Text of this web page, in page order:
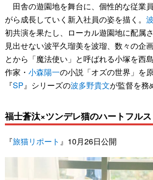
田舎の遊園地を舞台に、個性的な従業
がら成長していく新入社員の姿を描く。
初共演を果たし、ローカル遊園地に配属
見出せない波平久瑠美を波瑠、数々の企
とから「魔法使い」と呼ばれる小塚を西
作家・ 小森陽一の小説「オズの世界」を
『SP』シリーズの波多野貴文が監督を務
福士蒼汰×ツンデレ猫のハートフルス
『旅猫リポート 』10月26日公開